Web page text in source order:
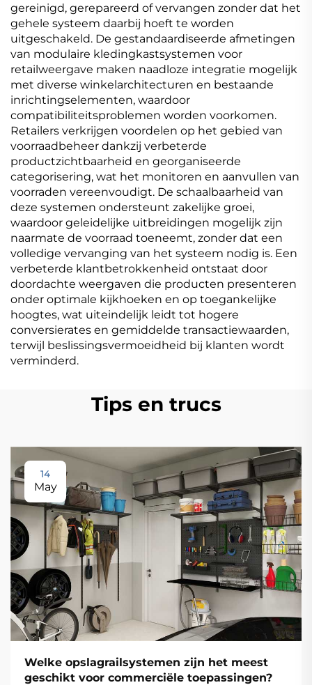
gereinigd, gerepareerd of vervangen zonder dat het
gehele systeem daarbij hoeft te worden
uitgeschakeld. De gestandaardiseerde afmetingen
van modulaire kledingkastsystemen voor
retailweergave maken naadloze integratie mogelijk
met diverse winkelarchitecturen en bestaande
inrichtingselementen, waardoor
compatibiliteitsproblemen worden voorkomen.
Retailers verkrijgen voordelen op het gebied van
voorraadbeheer dankzij verbeterde
productzichtbaarheid en georganiseerde
categorisering, wat het monitoren en aanvullen van
voorraden vereenvoudigt. De schaalbaarheid van
deze systemen ondersteunt zakelijke groei,
waardoor geleidelijke uitbreidingen mogelijk zijn
naarmate de voorraad toeneemt, zonder dat een
volledige vervanging van het systeem nodig is. Een
verbeterde klantbetrokkenheid ontstaat door
doordachte weergaven die producten presenteren
onder optimale kijkhoeken en op toegankelijke
hoogtes, wat uiteindelijk leidt tot hogere
conversierates en gemiddelde transactiewaarden,
terwijl beslissingsvermoeidheid bij klanten wordt
verminderd.
Tips en trucs
14
May
Welke opslagrailsystemen zijn het meest
geschikt voor commerciële toepassingen?